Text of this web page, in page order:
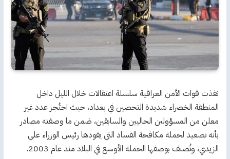
نفذت قوات الأمن العراقية سلسلة اعتقالات خلال الليل داخل
المنطقة الخضراء شديدة التحصين في بغداد، حيث احتُجز عدد غير
معلن من المسؤولين الحاليين والسابقين، ضمن ما وصفته مصادر
بأنه تصعيد لحملة مكافحة الفساد التي يقودها رئيس الوزراء علي
الزيدي، وتُصنف بوصفها الحملة الأوسع في البلاد منذ عام 2003.